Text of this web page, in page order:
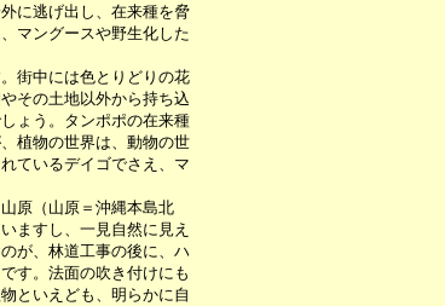
に逃げ出し、在来種を脅
マングースや野生化した
街中には色とりどりの花
その土地以外から持ち込
ょう。タンポポの在来種
植物の世界は、動物の世
ているデイゴでさえ、マ
原（山原＝沖縄本島北
ますし、一見自然に見え
が、林道工事の後に、ハ
す。法面の吹き付けにも
といえども、明らかに自